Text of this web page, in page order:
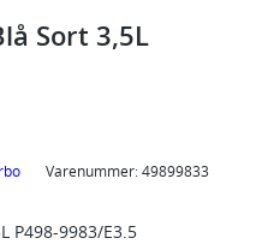
Sort 3,5L
Varenummer:49899833
P498-9983/E3.5